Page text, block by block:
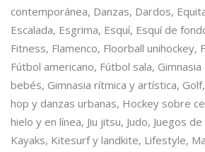
contemporánea, Danzas, Dardos,
Escalada, Esgrima, Esquí, Esquí de
Fitness, Flamenco, Floorball unihockey,
Fútbol americano, Fútbol sala,
bebés, Gimnasia rítmica y artística,
hop y danzas urbanas, Hockey sobre
hielo y en línea, Jiu jitsu, Judo, Juegos
Kayaks, Kitesurf y landkite, Lifestyle,